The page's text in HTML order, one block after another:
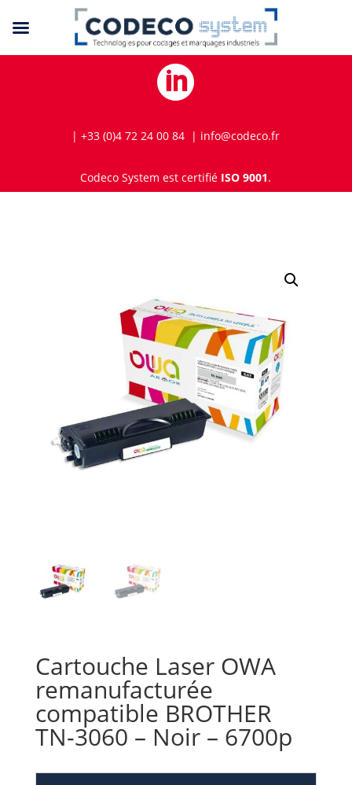

| +33 (0)4 72 24 00 84 | info@codeco.fr
Codeco System est certifié ISO 9001.
Cartouche Laser OWA
remanufacturée
compatible BROTHER
TN-3060 – Noir – 6700p